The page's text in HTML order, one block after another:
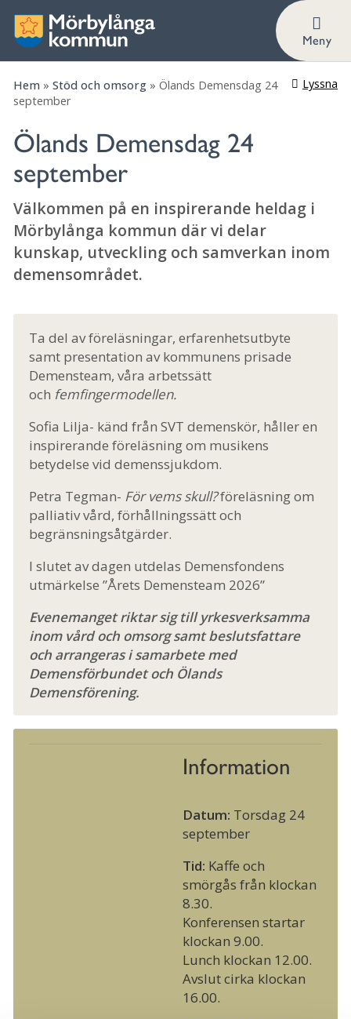
Meny
Hem » Stöd och omsorg » Ölands Demensdag 24
september
Lyssna
Ölands Demensdag 24
september
Välkommen på en inspirerande heldag i
Mörbylånga kommun där vi delar
kunskap, utveckling och samverkan inom
demensområdet.
Ta del av föreläsningar, erfarenhetsutbyte
samt presentation av kommunens prisade
Demensteam, våra arbetssätt
och femfingermodellen.
Sofia Lilja- känd från SVT demenskör, håller en
inspirerande föreläsning om musikens
betydelse vid demenssjukdom.
Petra Tegman- För vems skull?föreläsning om
palliativ vård, förhållningssätt och
begränsningsåtgärder.
I slutet av dagen utdelas Demensfondens
utmärkelse ”Årets Demensteam 2026”
Evenemanget riktar sig till yrkesverksamma
inom vård och omsorg samt beslutsfattare
och arrangeras i samarbete med
Demensförbundet och Ölands
Demensförening.
Information
Datum: Torsdag 24
september
Tid: Kaffe och
smörgås från klockan
8.30.
Konferensen startar
klockan 9.00.
Lunch klockan 12.00.
Avslut cirka klockan
16.00.
Information